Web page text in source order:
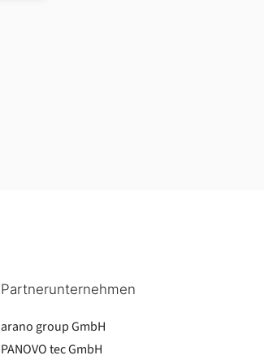
Partnerunternehmen
arano group GmbH
PANOVO tec GmbH